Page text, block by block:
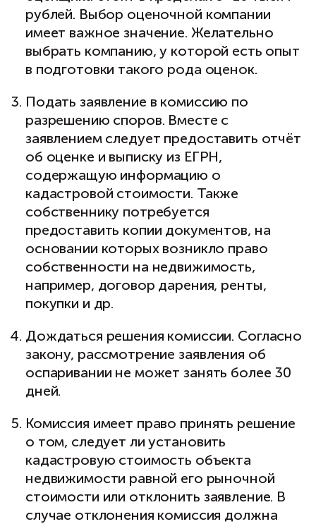
рублей. Выбор оценочной компании
имеет важное значение. Желательно
выбрать компанию, у которой есть опыт
в подготовки такого рода оценок.
Подать заявление в комиссию по
разрешению споров. Вместе с
заявлением следует предоставить отчёт
об оценке и выписку из ЕГРН,
содержащую информацию о
кадастровой стоимости. Также
собственнику потребуется
предоставить копии документов, на
основании которых возникло право
собственности на недвижимость,
например, договор дарения, ренты,
покупки и др.
Дождаться решения комиссии. Согласно
закону, рассмотрение заявления об
оспаривании не может занять более 30
дней.
Комиссия имеет право принять решение
о том, следует ли установить
кадастровую стоимость объекта
недвижимости равной его рыночной
стоимости или отклонить заявление. В
случае отклонения комиссия должна